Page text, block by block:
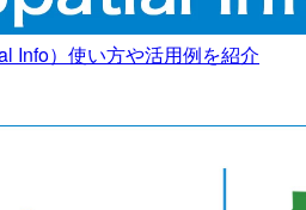
Info）使い方や活用例を紹介